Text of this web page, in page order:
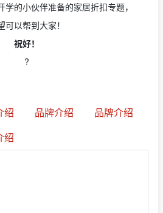
的小伙伴准备的家居折扣专题，
可以帮到大家！
祝好！
?
绍 品牌介绍
品牌介绍
绍